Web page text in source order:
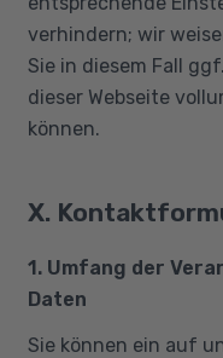
verhindern; wir
Sie in diesem Fall
dieser Webseite
können.
X.
1. Umfang der
Daten
Sie können ein auf